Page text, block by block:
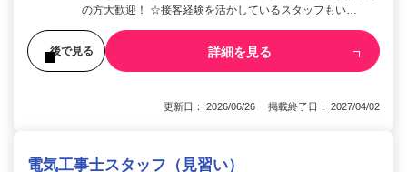
の方大歓迎！ ☆接客経験を活かしているスタッフもい…
後で見る 詳細を見る
更新日： 2026/06/26 掲載終了日： 2027/04/02
電気工事士スタッフ（見習い）